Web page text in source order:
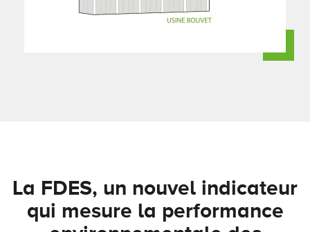
La FDES, un nouvel indicateur
qui mesure la performance